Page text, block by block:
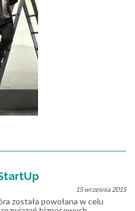
15 września 2015
została powołana w celu